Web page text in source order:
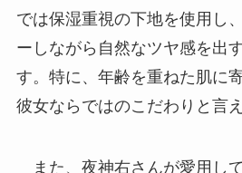
では保湿重視の下地を使用し
ーしながら自然なツヤ感を出
す。特に、年齢を重ねた肌に
彼女ならではのこだわりと言
また、夜神右さんが愛用し